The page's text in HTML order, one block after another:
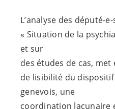
L’analyse des député-e-
« Situation de la
et sur
des études de cas,
de lisibilité du
genevois, une
coordination lacunaire